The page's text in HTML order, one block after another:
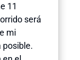
11
será
mi
posible.